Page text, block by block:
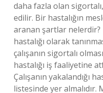
daha fazla olan
edilir. Bir hastalığın
aranan şartlar nelerdir?
hastalığı olarak
çalışanın sigortalı
hastalığı iş faaliyetine
Çalışanın yakalandığı
listesinde yer almalıdır.